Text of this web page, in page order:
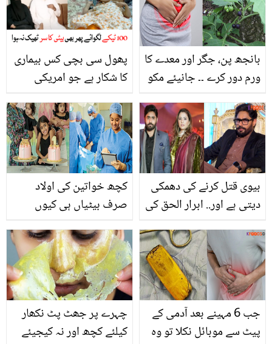
پھول سی بچی کس بیماری
کا شکار ہے جو امریکی
ہیں؟ ویڈیو
بانجھ پن، جگر اور معدے کا
ورم دور کرے ۔۔ جانیئے مکو
میں کون سی حیرت انگیز
تبدیلیاں لا سکتا ہے؟
کچھ خواتین کی اولاد
صرف بیٹیاں ہی کیوں
اور بیٹے پیدا ہونے کی وہ
وجہ جو ڈاکٹر بتاتے ہیں
بیوی قتل کرنے کی دھمکی
دیتی ہے اور.. ابرار الحق کی
چہرے پر جھٹ پٹ نکھار
کیلئے کچھ اور نہ کیجیئے
جب 6 مہینے بعد آدمی کے
پیٹ سے موبائل نکلا تو وہ